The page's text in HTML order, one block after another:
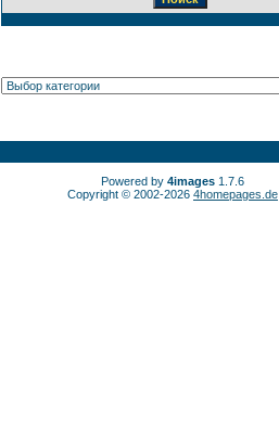
Powered by 4images 1.7.6
Copyright © 2002-2026 4homepages.de